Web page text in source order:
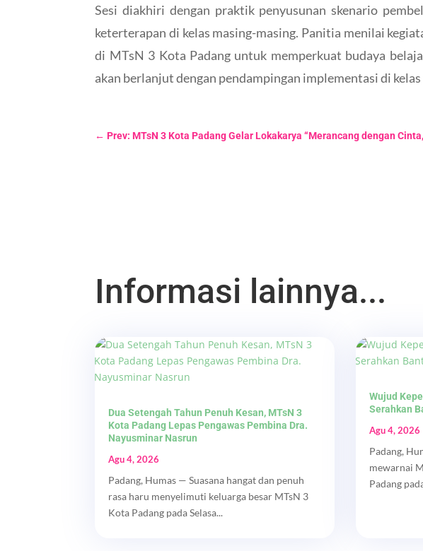
Sesi diakhiri dengan praktik penyusunan skenario
keterterapan di kelas masing-masing. Panitia menilai
di MTsN 3 Kota Padang untuk memperkuat budaya
akan berlanjut dengan pendampingan implementasi di
←Prev: MTsN 3 Kota Padang Gelar Lokakarya “Merancang dengan
Informasi lainnya...
Dua Setengah Tahun Penuh Kesan, MTsN 3
Kota Padang Lepas Pengawas Pembina Dra.
Nayusminar Nasrun
Agu 4, 2026
Padang, Humas — Suasana hangat dan penuh
rasa haru menyelimuti keluarga besar MTsN 3
Kota Padang pada Selasa...
Wujud
Serahkan
Agu 4, 2026
Padang,
mewarnai
Padang